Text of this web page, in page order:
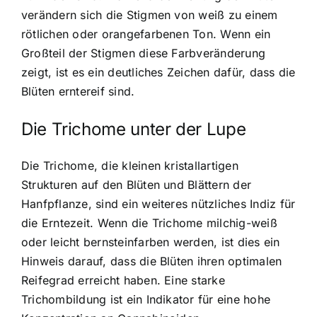
verändern sich die Stigmen von weiß zu einem
rötlichen oder orangefarbenen Ton. Wenn ein
Großteil der Stigmen diese Farbveränderung
zeigt, ist es ein deutliches Zeichen dafür, dass die
Blüten erntereif sind.
Die Trichome unter der Lupe
Die Trichome, die kleinen kristallartigen
Strukturen auf den Blüten und Blättern der
Hanfpflanze, sind ein weiteres nützliches Indiz für
die Erntezeit. Wenn die Trichome milchig-weiß
oder leicht bernsteinfarben werden, ist dies ein
Hinweis darauf, dass die Blüten ihren optimalen
Reifegrad erreicht haben. Eine starke
Trichombildung ist ein Indikator für eine hohe